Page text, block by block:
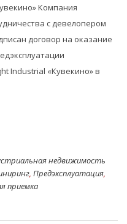
Компания
с девелопером
договор на оказание
Industrial «Кувекино» в
недвижимость
Предэксплуатация
приемка